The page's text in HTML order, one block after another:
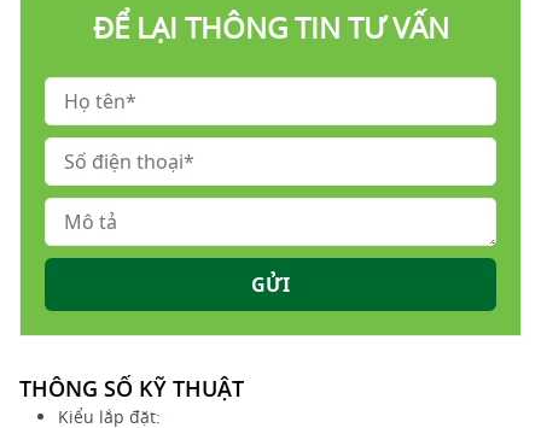
ĐỂ LẠI THÔNG TIN TƯ VẤN
GỬI
THÔNG SỐ KỸ THUẬT
Kiểu lắp đặt: